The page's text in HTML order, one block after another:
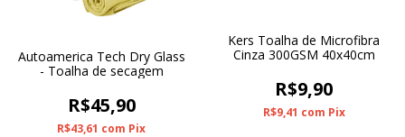
Autoamerica Tech Dry Glass
- Toalha de secagem
R$45,90
R$43,61 com Pix
Kers Toalha de Microfibra
Cinza 300GSM 40x40cm
R$9,90
R$9,41 com Pix